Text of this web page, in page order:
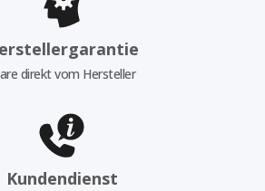
direkt vom Hersteller
Kundendienst